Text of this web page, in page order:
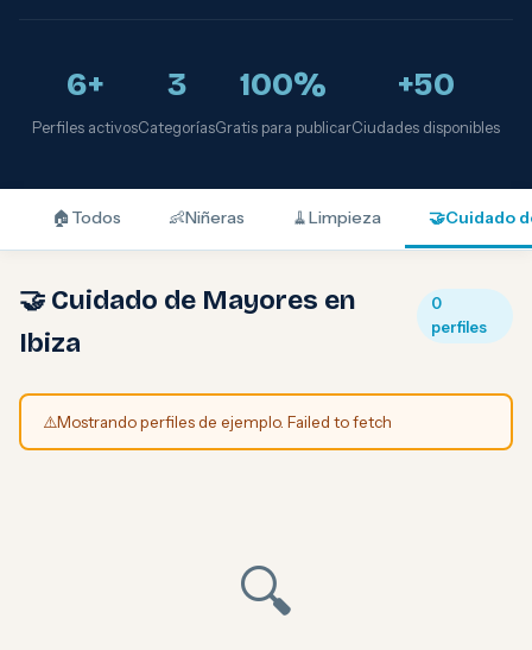
6+
Perfiles activos
3
Categorías
100%
Gratis para publicar
+50
Ciudades disponibles
🏠 Todos 👶Niñeras 🧹Limpieza 🤝Cuidado
🤝 Cuidado de Mayores en
Ibiza
0
perfiles
⚠️Mostrando perfiles de ejemplo. Failed to fetch
🔍